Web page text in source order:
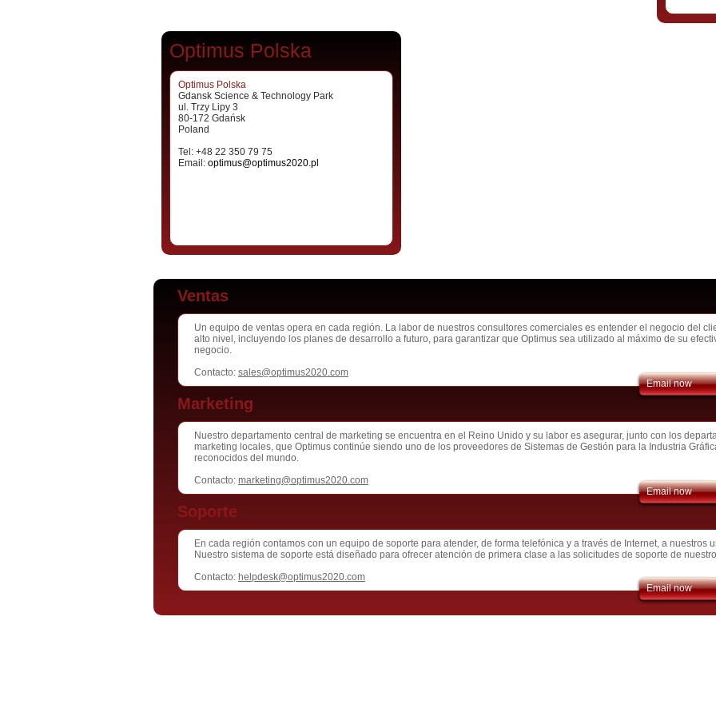
Optimus Polska
Optimus Polska
Gdansk Science & Technology Park
ul. Trzy Lipy 3
80-172 Gdańsk
Poland
Tel: +48 22 350 79 75
Email: optimus@optimus2020.pl
Ventas
Un equipo de ventas opera en cada región. La labor de nuestros consultores comerciales es entender el negocio del
alto nivel, incluyendo los planes de desarrollo a futuro, para garantizar que Optimus sea utilizado al máximo de su
negocio.
Contacto: sales@optimus2020.com
Email now
Marketing
Nuestro departamento central de marketing se encuentra en el Reino Unido y su labor es asegurar, junto con los
marketing locales, que Optimus continúe siendo uno de los proveedores de Sistemas de Gestión para la Industria
reconocidos del mundo.
Contacto: marketing@optimus2020.com
Email now
Soporte
En cada región contamos con un equipo de soporte para atender, de forma telefónica y a través de Internet, a nuestros
Nuestro sistema de soporte está diseñado para ofrecer atención de primera clase a las solicitudes de soporte de
Contacto: helpdesk@optimus2020.com
Email now